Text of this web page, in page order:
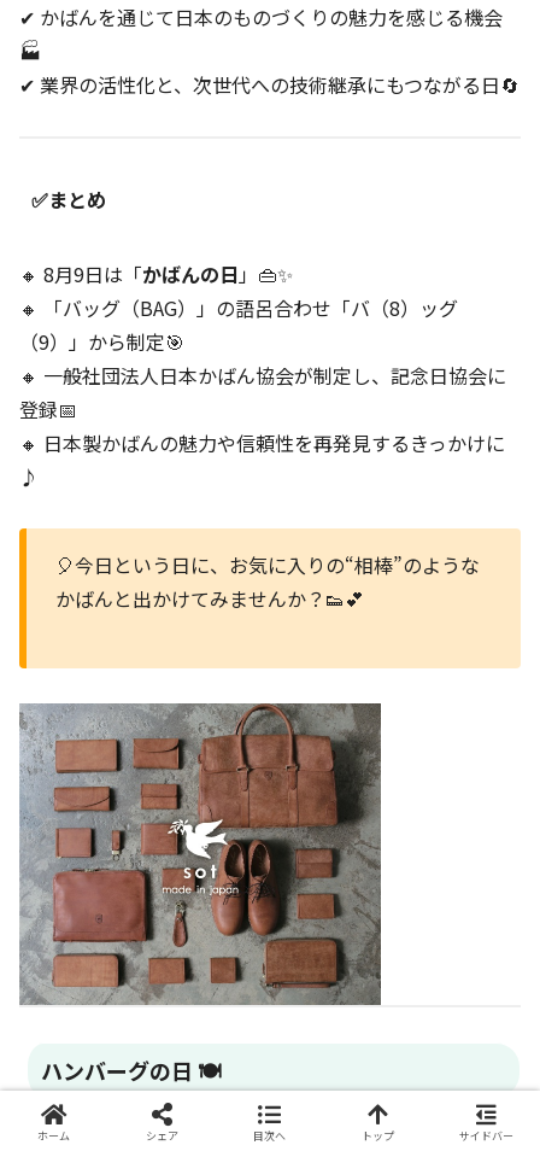
✔ かばんを通じて日本のものづくりの魅力を感じる機会
🏭
✔ 業界の活性化と、次世代への技術継承にもつながる日🔄
✅まとめ
🔸 8月9日は「かばんの日 」👜✨
🔸 「バッグ（BAG）」の語呂合わせ「バ（8）ッグ
（9）」から制定🎯
🔸 一般社団法人日本かばん協会が制定し、記念日協会に
登録📅
🔸 日本製かばんの魅力や信頼性を再発見するきっかけに
♪
🎈今日という日に、お気に入りの“相棒”のような
かばんと出かけてみませんか？👟💕
ハンバーグの日 🍽️
ホーム シェア 目次へ トップ サイドバー